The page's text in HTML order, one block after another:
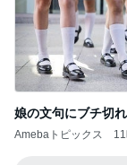
娘の文句にブチ切
Amebaトピックス